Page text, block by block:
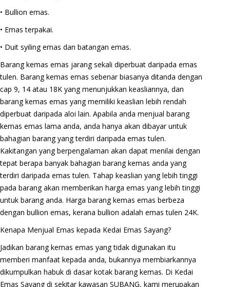
• Bullion emas.
• Emas terpakai.
• Duit syiling emas dan batangan emas.
Barang kemas emas jarang sekali diperbuat daripada emas
tulen. Barang kemas emas sebenar biasanya ditanda dengan
cap 9, 14 atau 18K yang menunjukkan keasliannya, dan
barang kemas emas yang memiliki keaslian lebih rendah
diperbuat daripada aloi lain. Apabila anda menjual barang
kemas emas lama anda, anda hanya akan dibayar untuk
bahagian barang yang terdiri daripada emas tulen.
Kakitangan yang berpengalaman akan dapat menilai dengan
tepat berapa banyak bahagian barang kemas anda yang
terdiri daripada emas tulen. Tahap keaslian yang lebih tinggi
pada barang akan memberikan harga emas yang lebih tinggi
untuk barang anda. Harga barang kemas emas berbeza
dengan bullion emas, kerana bullion adalah emas tulen 24K.
Kenapa Menjual Emas kepada Kedai Emas Sayang?
Jadikan barang kemas emas yang tidak digunakan itu
memberi manfaat kepada anda, bukannya membiarkannya
dikumpulkan habuk di dasar kotak barang kemas. Di Kedai
Emas Sayang di sekitar kawasan SUBANG, kami merupakan